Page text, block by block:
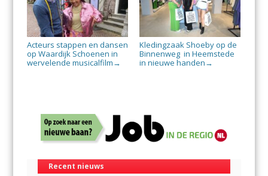
Acteurs stappen en dansen
op Waardijk Schoenen in
wervelende musicalfilm →
Kledingzaak Shoeby op de
Binnenweg in Heemstede
in nieuwe handen →
Recent nieuws